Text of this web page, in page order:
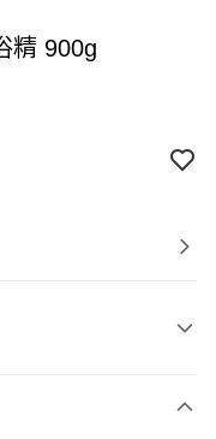
精 900g